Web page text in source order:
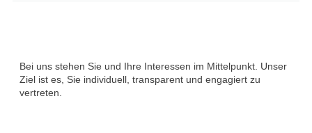
Bei uns stehen Sie und Ihre Interessen im Mittelpunkt. Unser
Ziel ist es, Sie individuell, transparent und engagiert zu
vertreten.